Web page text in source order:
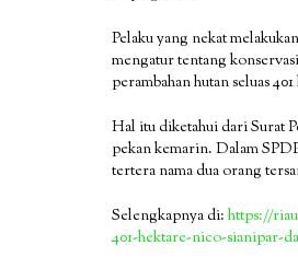
Pelaku yang nekat
mengatur tentang
perambahan hutan seluas
Hal itu diketahui dari Surat
pekan kemarin. Dalam
tertera nama dua orang
Selengkapnya di: https://
401-hektare-nico-sianipar-